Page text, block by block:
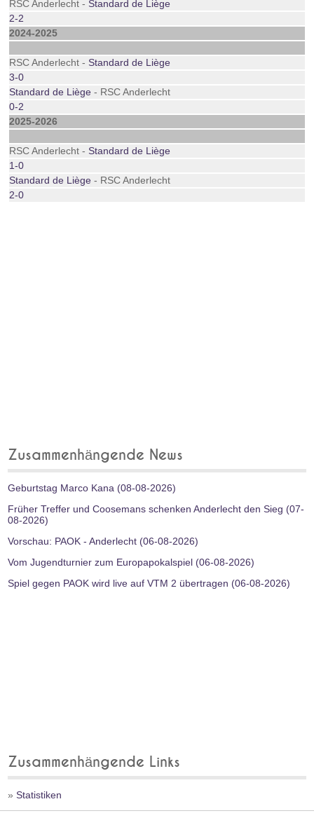
RSC Anderlecht -Standard de Liège
2-2
2024-2025
RSC Anderlecht -Standard de Liège
3-0
Standard de Liège - RSC Anderlecht
0-2
2025-2026
RSC Anderlecht -Standard de Liège
1-0
Standard de Liège - RSC Anderlecht
2-0
Zusammenhängende News
Geburtstag Marco Kana (08-08-2026)
Früher Treffer und Coosemans schenken Anderlecht den Sieg (07-
08-2026)
Vorschau: PAOK - Anderlecht (06-08-2026)
Vom Jugendturnier zum Europapokalspiel (06-08-2026)
Spiel gegen PAOK wird live auf VTM 2 übertragen (06-08-2026)
Zusammenhängende Links
»Statistiken